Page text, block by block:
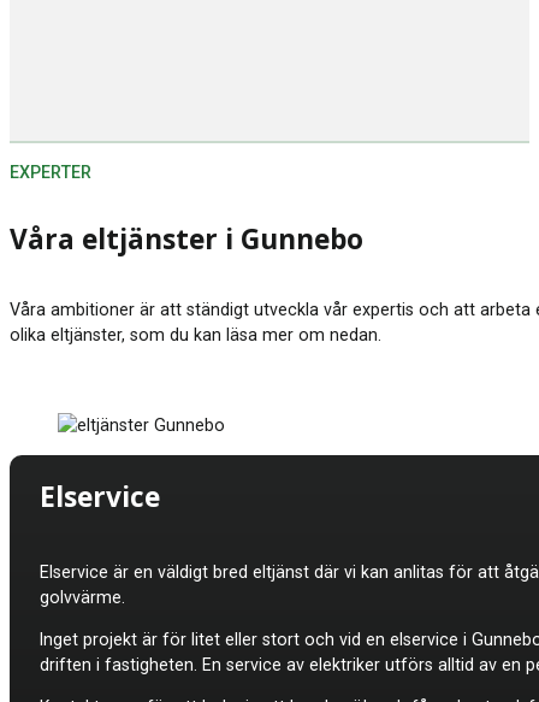
Våra eltjänster i Gunnebo
Våra ambitioner är att ständigt utveckla vår expertis och att
olika eltjänster, som du kan läsa mer om nedan.
EXPERTER
Elservice
Elservice är en väldigt bred eltjänst där vi kan anlitas för att
golvvärme.
Inget projekt är för litet eller stort och vid en elservice i
driften i fastigheten. En service av elektriker utförs alltid av en